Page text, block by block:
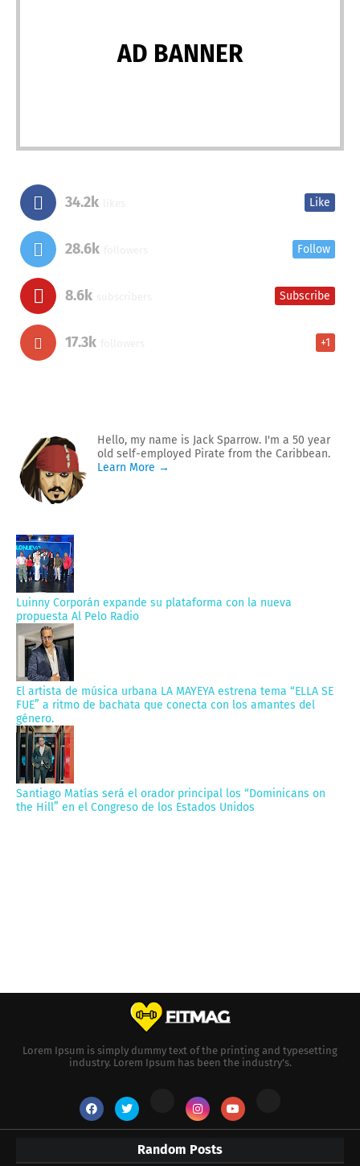
AD BANNER
34.2k Like
28.6k Follow
8.6k Subscribe
17.3k +1
Hello, my name is Jack Sparrow. I'm a 50 year
old self-employed Pirate from the Caribbean.
Learn More →
Luinny Corporán expande su plataforma con la nueva
propuesta Al Pelo Radio
El artista de música urbana LA MAYEYA estrena tema “ELLA SE
FUE” a ritmo de bachata que conecta con los amantes del
género.
Santiago Matías será el orador principal los “Dominicans on
the Hill” en el Congreso de los Estados Unidos
Lorem Ipsum is simply dummy text of the printing and typesetting
industry. Lorem Ipsum has been the industry's.
Random Posts